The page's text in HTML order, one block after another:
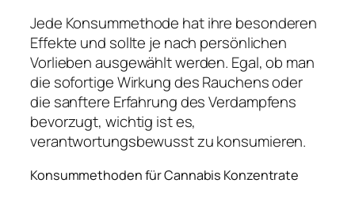
Jede Konsummethode hat ihre besonderen
Effekte und sollte je nach persönlichen
Vorlieben ausgewählt werden. Egal, ob man
die sofortige Wirkung des Rauchens oder
die sanftere Erfahrung des Verdampfens
bevorzugt, wichtig ist es,
verantwortungsbewusst zu konsumieren.
Konsummethoden für Cannabis Konzentrate